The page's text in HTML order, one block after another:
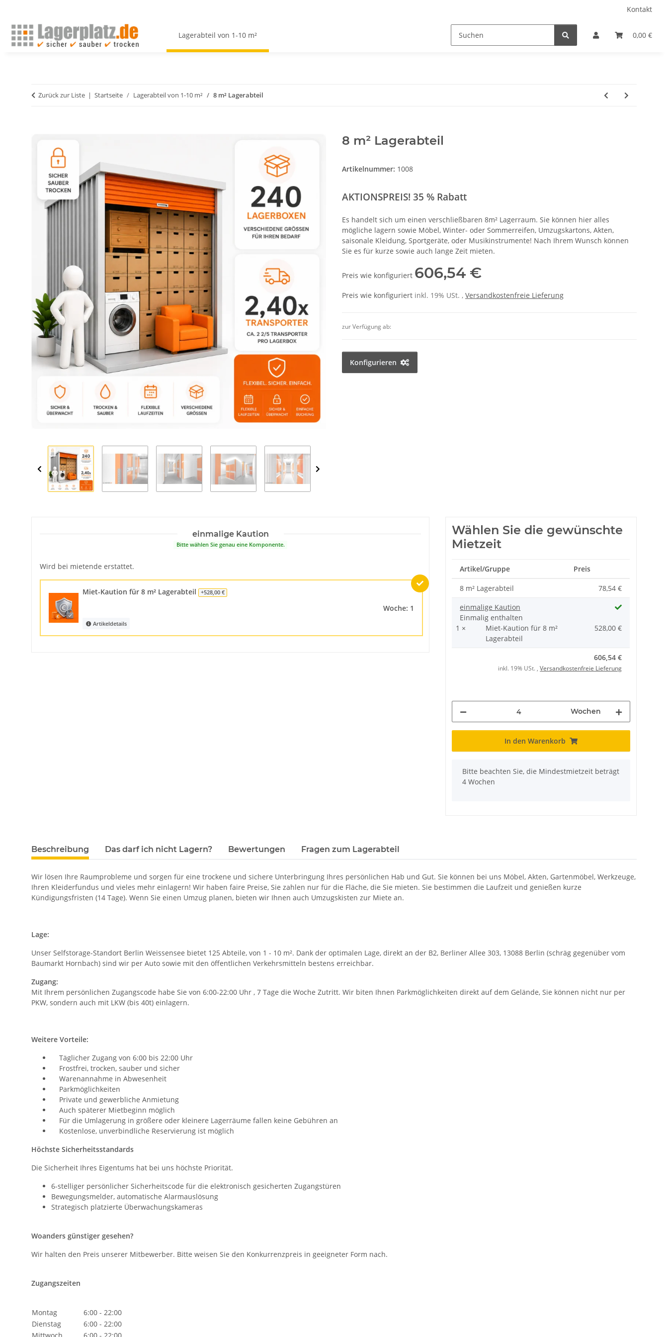
Kontakt
0,00 €
Lagerabteil von 1-10 m²
Zurück zur Liste Startseite Lagerabteil von 1-10 m² 8 m² Lagerabteil
8 m² Lagerabteil
Artikelnummer: 1008
AKTIONSPREIS! 35 % Rabatt
Es handelt sich um einen verschließbaren 8m² Lagerraum. Sie können hier alles
mögliche lagern sowie Möbel, Winter- oder Sommerreifen, Umzugskartons, Akten,
saisonale Kleidung, Sportgeräte, oder Musikinstrumente! Nach Ihrem Wunsch können
Sie es für kurze sowie auch lange Zeit mieten.
Preis wie konfiguriert 606,54 €
Preis wie konfiguriert inkl. 19% USt. , Versandkostenfreie Lieferung
zur Verfügung ab:
Konfigurieren
einmalige Kaution
Bitte wählen Sie genau eine Komponente.
Wird bei mietende erstattet.
Miet-Kaution für 8 m² Lagerabteil +528,00 €
Artikeldetails
Woche: 1
Wählen Sie die gewünschte
Mietzeit
Artikel/Gruppe Preis
8 m² Lagerabteil
78,54 €
einmalige Kaution
Einmalig enthalten
1 ×
Miet-Kaution für 8 m²
Lagerabteil
528,00 €
606,54 €
inkl. 19% USt. ,Versandkostenfreie Lieferung
Wochen
In den Warenkorb
x
Bitte beachten Sie, die Mindestmietzeit beträgt
4 Wochen
Beschreibung Das darf ich nicht Lagern? Bewertungen Fragen zum Lagerabteil
Wir lösen Ihre Raumprobleme und sorgen für eine trockene und sichere Unterbringung Ihres persönlichen Hab und Gut. Sie können bei uns Möbel, Akten, Gartenmöbel, Werkzeuge,
Ihren Kleiderfundus und vieles mehr einlagern! Wir haben faire Preise, Sie zahlen nur für die Fläche, die Sie mieten. Sie bestimmen die Laufzeit und genießen kurze
Kündigungsfristen (14 Tage). Wenn Sie einen Umzug planen, bieten wir Ihnen auch Umzugskisten zur Miete an.
Lage:
Unser Selfstorage-Standort Berlin Weissensee bietet 125 Abteile, von 1 - 10 m². Dank der optimalen Lage, direkt an der B2, Berliner Allee 303, 13088 Berlin (schräg gegenüber vom
Baumarkt Hornbach) sind wir per Auto sowie mit den öffentlichen Verkehrsmitteln bestens erreichbar.
Zugang:
Mit Ihrem persönlichen Zugangscode habe Sie von 6:00-22:00 Uhr , 7 Tage die Woche Zutritt. Wir biten Ihnen Parkmöglichkeiten direkt auf dem Gelände, Sie können nicht nur per
PKW, sondern auch mit LKW (bis 40t) einlagern.
Weitere Vorteile:
Täglicher Zugang von 6:00 bis 22:00 Uhr
Frostfrei, trocken, sauber und sicher
Warenannahme in Abwesenheit
Parkmöglichkeiten
Private und gewerbliche Anmietung
Auch späterer Mietbeginn möglich
Für die Umlagerung in größere oder kleinere Lagerräume fallen keine Gebühren an
Kostenlose, unverbindliche Reservierung ist möglich
Höchste Sicherheitsstandards
Die Sicherheit Ihres Eigentums hat bei uns höchste Priorität.
6-stelliger persönlicher Sicherheitscode für die elektronisch gesicherten Zugangstüren
Bewegungsmelder, automatische Alarmauslösung
Strategisch platzierte Überwachungskameras
Woanders günstiger gesehen?
Wir halten den Preis unserer Mitbewerber. Bitte weisen Sie den Konkurrenzpreis in geeigneter Form nach.
Zugangszeiten
Montag
6:00 - 22:00
Dienstag
6:00 - 22:00